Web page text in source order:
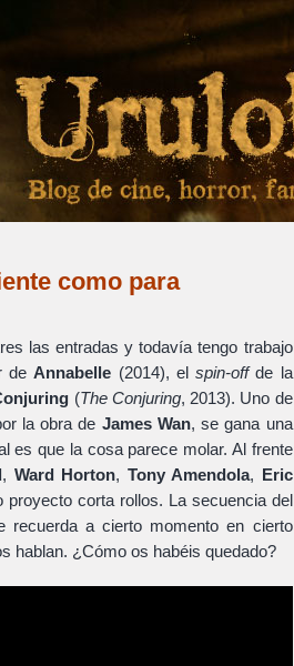
como para
las entradas y todavía tengo trabajo
deAnnabelle (2014), elspin-offde la
(The Conjuring, 2013). Uno de
la obra de James Wan, se gana una
es que la cosa parece molar. Al frente
, Ward Horton, Tony Amendola, Eric
corta rollos. La secuencia del
a cierto momento en cierto
hablan. ¿Cómo os habéis quedado?